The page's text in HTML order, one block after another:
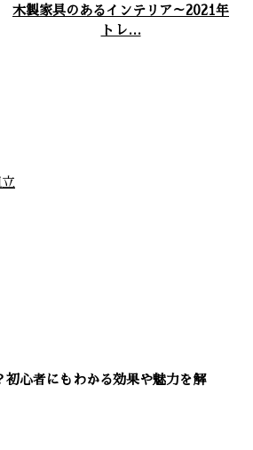
木製家具のあるインテリア～2021年
トレ…
初心者にもわかる効果や魅力を解